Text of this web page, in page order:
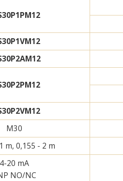
M30
m, 0,155 - 2 m
4-20 mA
NO/NC